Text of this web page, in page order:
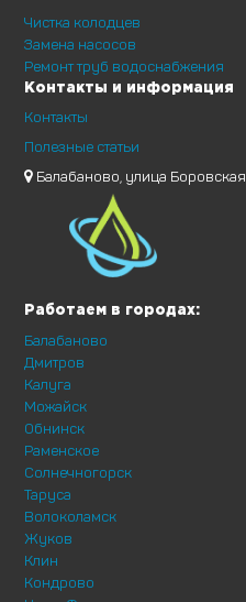
Чистка колодцев
Замена насосов
Ремонт труб водоснабжения
Контакты и информация
Контакты
Полезные статьи
Балабаново, улица
Работаем в городах:
Балабаново
Дмитров
Калуга
Можайск
Обнинск
Раменское
Солнечногорск
Таруса
Волоколамск
Жуков
Клин
Кондрово